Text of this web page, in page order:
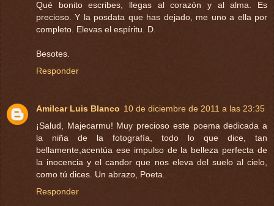
Qué bonito escribes, llegas al corazón y al alma. Es
precioso. Y la posdata que has dejado, me uno a ella por
completo. Elevas el espíritu. D.
Besotes.
Responder
Amilcar Luis Blanco 10 de diciembre de 2011 a las 23:35
¡Salud, Majecarmu! Muy precioso este poema dedicada a
la niña de la fotografía, todo lo que dice, tan
bellamente,acentúa ese impulso de la belleza perfecta de
la inocencia y el candor que nos eleva del suelo al cielo,
como tú dices. Un abrazo, Poeta.
Responder